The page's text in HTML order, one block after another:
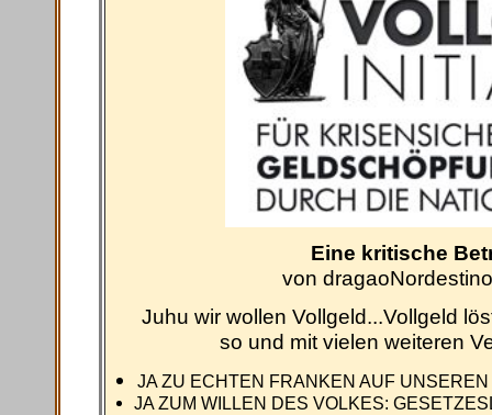
Eine kritische
von
Juhu wir wollen Vollgeld...Vollgeld
so und mit vielen weiteren
JA ZU ECHTEN FRANKEN AUF
JA ZUM WILLEN DES VOLKES: